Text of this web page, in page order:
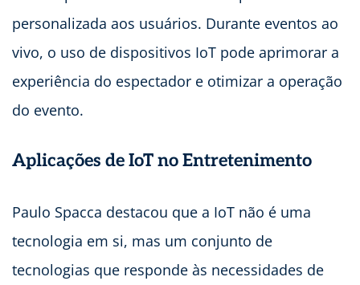
personalizada aos usuários. Durante eventos ao
vivo, o uso de dispositivos IoT pode aprimorar a
experiência do espectador e otimizar a operação
do evento.
Aplicações de IoT no Entretenimento
Paulo Spacca destacou que a IoT não é uma
tecnologia em si, mas um conjunto de
tecnologias que responde às necessidades de